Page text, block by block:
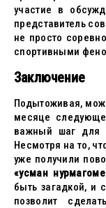
участие в
представитель
не просто
спортивными
Заключение
Подытоживая,
месяце
важный шаг для
Несмотря на то,
уже получили
«усман
быть загадкой, и
позволит